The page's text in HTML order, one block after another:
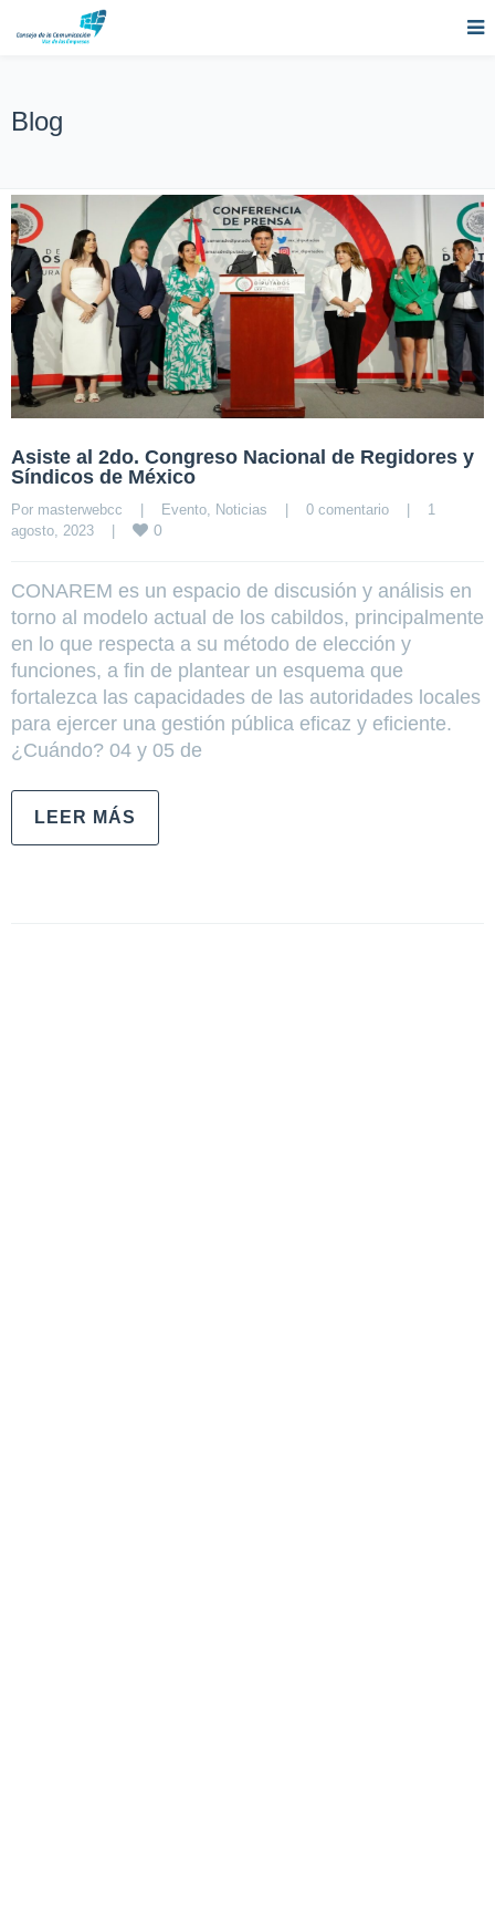
Blog
Asiste al 2do. Congreso Nacional de Regidores y
Síndicos de México
Por masterwebcc | Evento Noticias | 0 comentario |
1
agosto, 2023 | 0
CONAREM es un espacio de discusión y análisis en
torno al modelo actual de los cabildos, principalmente
en lo que respecta a su método de elección y
funciones, a fin de plantear un esquema que
fortalezca las capacidades de las autoridades locales
para ejercer una gestión pública eficaz y eficiente.
¿Cuándo? 04 y 05 de
LEER MÁS